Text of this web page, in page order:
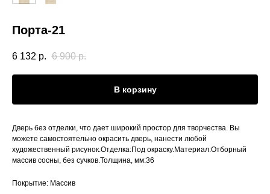
Порта-21
6 132 р. 6 900 р.
В корзину
Дверь без отделки, что дает широкий простор для творчества. Вы
можете самостоятельно окрасить дверь, нанести любой
художественный рисунок.Отделка:Под окраску.Материал:Отборный
массив сосны, без сучков.Толщина, мм:36
Покрытие: Массив